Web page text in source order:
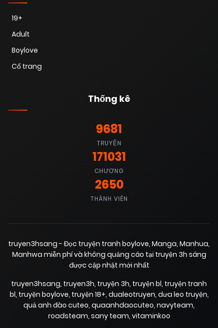
19+
Adult
Boylove
Cổ trang
Thống kê
9681
TRUYỆN
171031
CHƯƠNG
2650
THÀNH VIÊN
truyen3hsang - Đọc truyện tranh boylove, Manga, Manhua,
Manhwa miễn phí và không quảng cáo tại truyện 3h sáng
được cập nhật mới nhất
truyen3hsang, truyen3h, truyện 3h, truyện bl, truyện tranh
bl, truyện boylove, truyện 18+, dualeotruyen, dưa leo truyện,
quả anh đào cuteo, quaanhdaocuteo, navyteam,
roadsteam, sany team, vitaminkoo